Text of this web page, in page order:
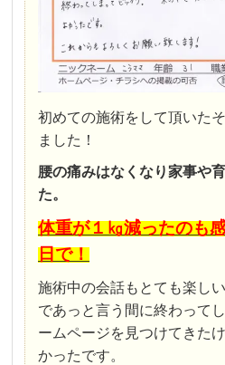
初めての施術をして頂いた
ました！
腰の痛みはなくなり家事や
た。
体重が１㎏減ったのも
日で！
施術中の会話もとても楽し
であっと言う間に終わって
ームページを見つけてきた
かったです。